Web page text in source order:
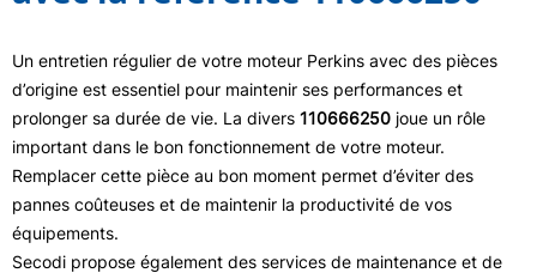
Un entretien régulier de votre moteur Perkins avec des pièces
d’origine est essentiel pour maintenir ses performances et
prolonger sa durée de vie. La divers 110666250 joue un rôle
important dans le bon fonctionnement de votre moteur.
Remplacer cette pièce au bon moment permet d’éviter des
pannes coûteuses et de maintenir la productivité de vos
équipements.
Secodi propose également des services de maintenance et de